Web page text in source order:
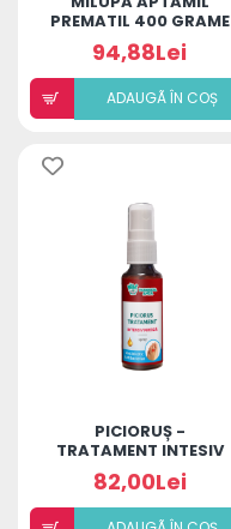
PREMATIL 400 GRAME
94,88Lei
ADAUGÃ ÎN COȘ
PICIORUȘ -
TRATAMENT INTESIV
MICOZĂ
82,00Lei